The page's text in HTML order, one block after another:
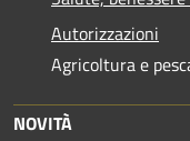
Autorizzazioni
Agricoltura e
NOVITÀ